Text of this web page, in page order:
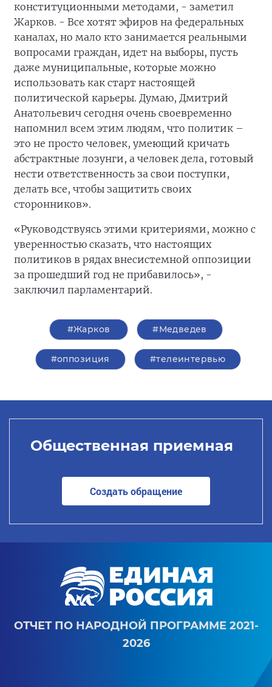
конституционными методами, - заметил
Жарков. - Все хотят эфиров на федеральных
каналах, но мало кто занимается реальными
вопросами граждан, идет на выборы, пусть
даже муниципальные, которые можно
использовать как старт настоящей
политической карьеры. Думаю, Дмитрий
Анатольевич сегодня очень своевременно
напомнил всем этим людям, что политик –
это не просто человек, умеющий кричать
абстрактные лозунги, а человек дела, готовый
нести ответственность за свои поступки,
делать все, чтобы защитить своих
сторонников».
«Руководствуясь этими критериями, можно с
уверенностью сказать, что настоящих
политиков в рядах внесистемной оппозиции
за прошедший год не прибавилось», -
заключил парламентарий.
#Жарков #Медведев
#оппозиция #телеинтервью
Общественная приемная
Создать обращение
ОТЧЕТ ПО НАРОДНОЙ ПРОГРАММЕ 2021-
2026